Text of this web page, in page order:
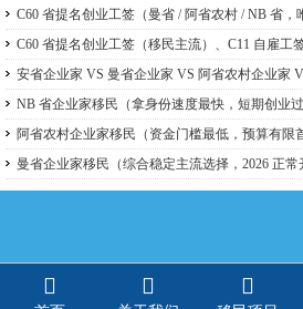
C60 省提名创业工签（曼省 / 阿省农村 / NB 省，
点）
C60 省提名创业工签（移民主流）、C11 自雇工
ICT 跨国高管工签
安省企业家 VS 曼省企业家 VS 阿省农村企业家
一详细对比（2026 年 7 月最新官方政策）
NB 省企业家移民（拿身份速度最快，短期创业过
阿省农村企业家移民（资金门槛最低，预算有限
曼省企业家移民（综合稳定主流选择，2026 正常